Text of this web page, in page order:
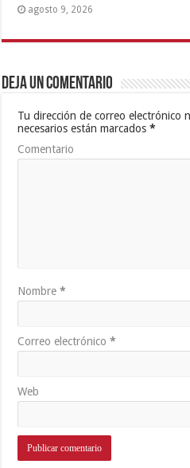
agosto 9, 2026
Deja un comentario
Tu dirección de correo electrónico
necesarios están marcados*
Comentario
Nombre*
Correo electrónico*
Web